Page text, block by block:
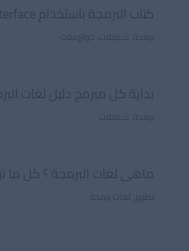
كتاب البرمجة باستخدام Interface
برمجة تحميلات خوارزميات
بداية كل مبرمج دليل لغات
برمجة تحميلات
ماهى لغات البرمجة ؟ كل ما
تطوير لغات برمجة